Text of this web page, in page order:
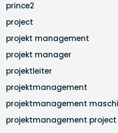
prince2
project
projekt management
projekt manager
projektleiter
projektmanagement
projektmanagement
projektmanagement